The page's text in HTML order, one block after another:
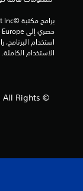
الاستخدام الكاملة.
All Rights